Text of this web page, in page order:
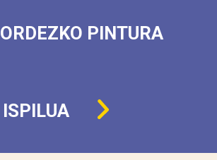
ORDEZKO PINTURA
ISPILUA